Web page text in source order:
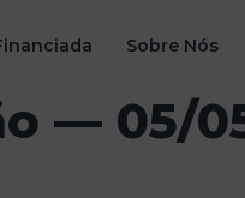
Sobre Nós
— 05/